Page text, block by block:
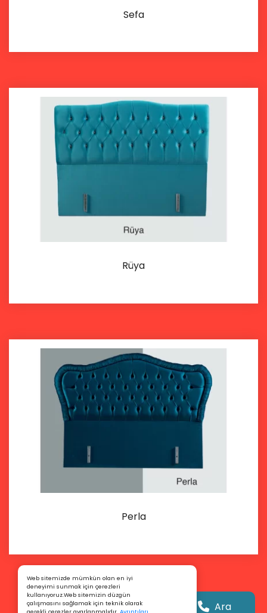
Sefa
Rüya
Perla
Ara
Web sitemizde mümkün olan en iyi
deneyimi sunmak için çerezleri
kullanıyoruz.Web sitemizin düzgün
çalışmasını sağlamak için teknik olarak